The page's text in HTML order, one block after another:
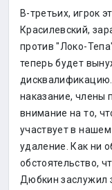
В-третьих, игрок
Красилевский,
против "Локо-
теперь будет
наказание, члены
внимание на то,
участвует в
удаление. Как ни
обстоятельство,
Дюбкин заслужил